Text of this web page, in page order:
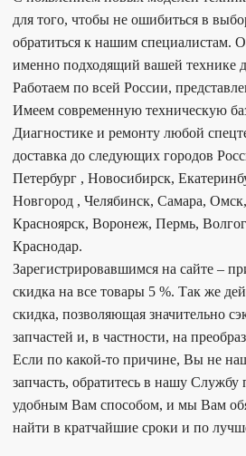
для того, чтобы не ошибиться в
обратиться к нашим специалистам.
именно подходящий вашей технике
Работаем по всей России,
Имеем современную техническую
Диагностике и ремонту любой
доставка до следующих городов
Петербург , Новосибирск,
Новгород , Челябинск, Самара,
Красноярск, Воронеж, Пермь,
Краснодар.
Зарегистрировавшимся на сайте –
скидка на все товары 5 %. Так же
скидка, позволяющая значительно
запчастей и, в частности, на
Если по какой-то причине, Вы не
запчасть, обратитесь в нашу
удобным Вам способом, и мы Вам
найти в кратчайшие сроки и по